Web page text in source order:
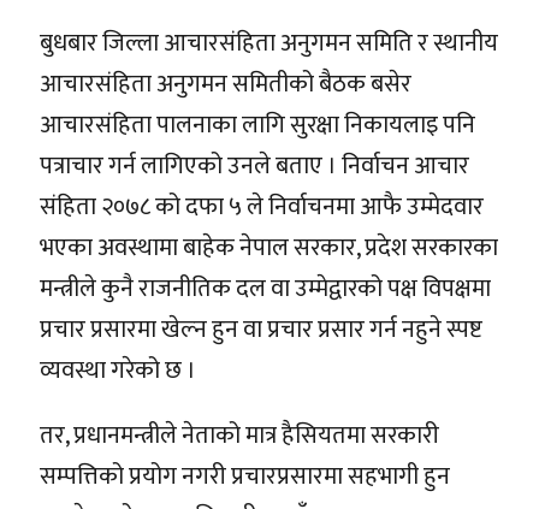
बुधबार जिल्ला आचारसंहिता अनुगमन समिति र स्थानीय
आचारसंहिता अनुगमन समितीको बैठक बसेर
आचारसंहिता पालनाका लागि सुरक्षा निकायलाइ पनि
पत्राचार गर्न लागिएको उनले बताए । निर्वाचन आचार
संहिता २०७८ को दफा ५ ले निर्वाचनमा आफै उम्मेदवार
भएका अवस्थामा बाहेक नेपाल सरकार, प्रदेश सरकारका
मन्त्रीले कुनै राजनीतिक दल वा उम्मेद्वारको पक्ष विपक्षमा
प्रचार प्रसारमा खेल्न हुन वा प्रचार प्रसार गर्न नहुने स्पष्ट
व्यवस्था गरेको छ ।
तर, प्रधानमन्त्रीले नेताको मात्र हैसियतमा सरकारी
सम्पत्तिको प्रयोग नगरी प्रचारप्रसारमा सहभागी हुन